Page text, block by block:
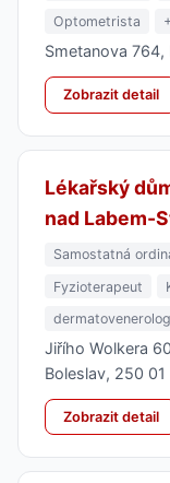
Optometrista
Smetanova
Zobrazit detail
Lékařský
nad Labem-
Samostatná
Fyzioterapeut
Jiřího Wolkera
Boleslav, 250
Zobrazit detail